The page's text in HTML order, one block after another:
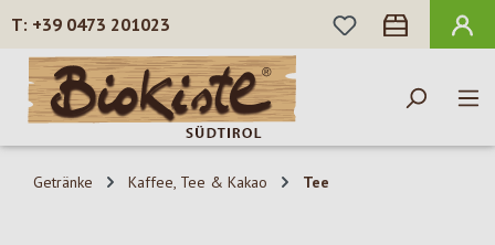
Zum Hauptinhalt springen
+39 0473 201023
DU HAST 0
Getränke Kaffee, Tee & Kakao Tee